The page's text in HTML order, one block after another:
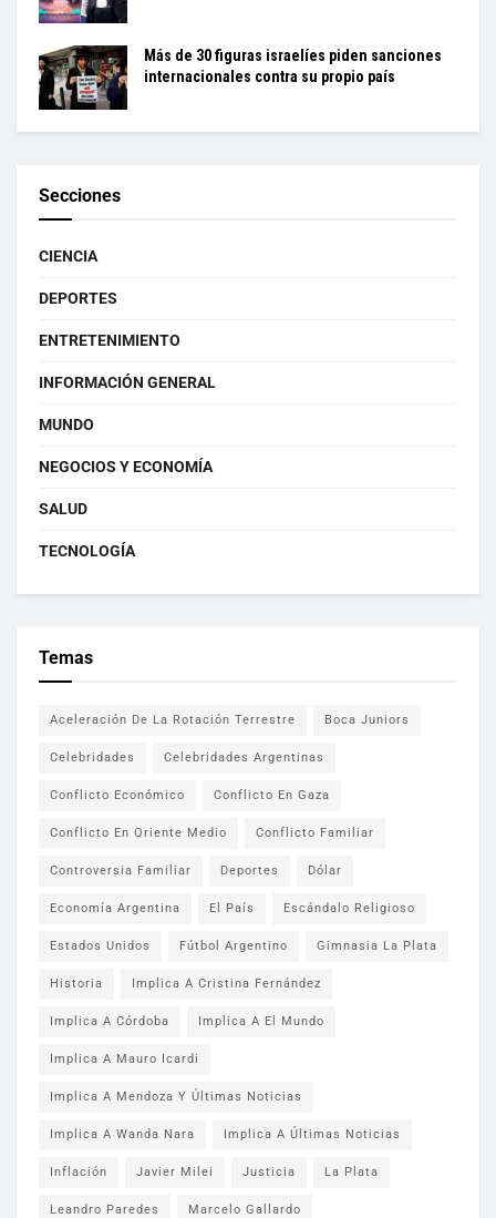
Más de 30 figuras israelíes piden sanciones
internacionales contra su propio país
Secciones
CIENCIA
DEPORTES
ENTRETENIMIENTO
INFORMACIÓN GENERAL
MUNDO
NEGOCIOS Y ECONOMÍA
SALUD
TECNOLOGÍA
Temas
Aceleración De La Rotación Terrestre Boca Juniors
Celebridades Celebridades Argentinas
Conflicto Económico Conflicto En Gaza
Conflicto En Oriente Medio Conflicto Familiar
Controversia Familiar Deportes Dólar
Economía Argentina El País Escándalo Religioso
Estados Unidos Fútbol Argentino Gimnasia La Plata
Historia Implica A Cristina Fernández
Implica A Córdoba Implica A El Mundo
Implica A Mauro Icardi
Implica A Mendoza Y Últimas Noticias
Implica A Wanda Nara Implica A Últimas Noticias
Inflación Javier Milei Justicia La Plata
Leandro Paredes Marcelo Gallardo